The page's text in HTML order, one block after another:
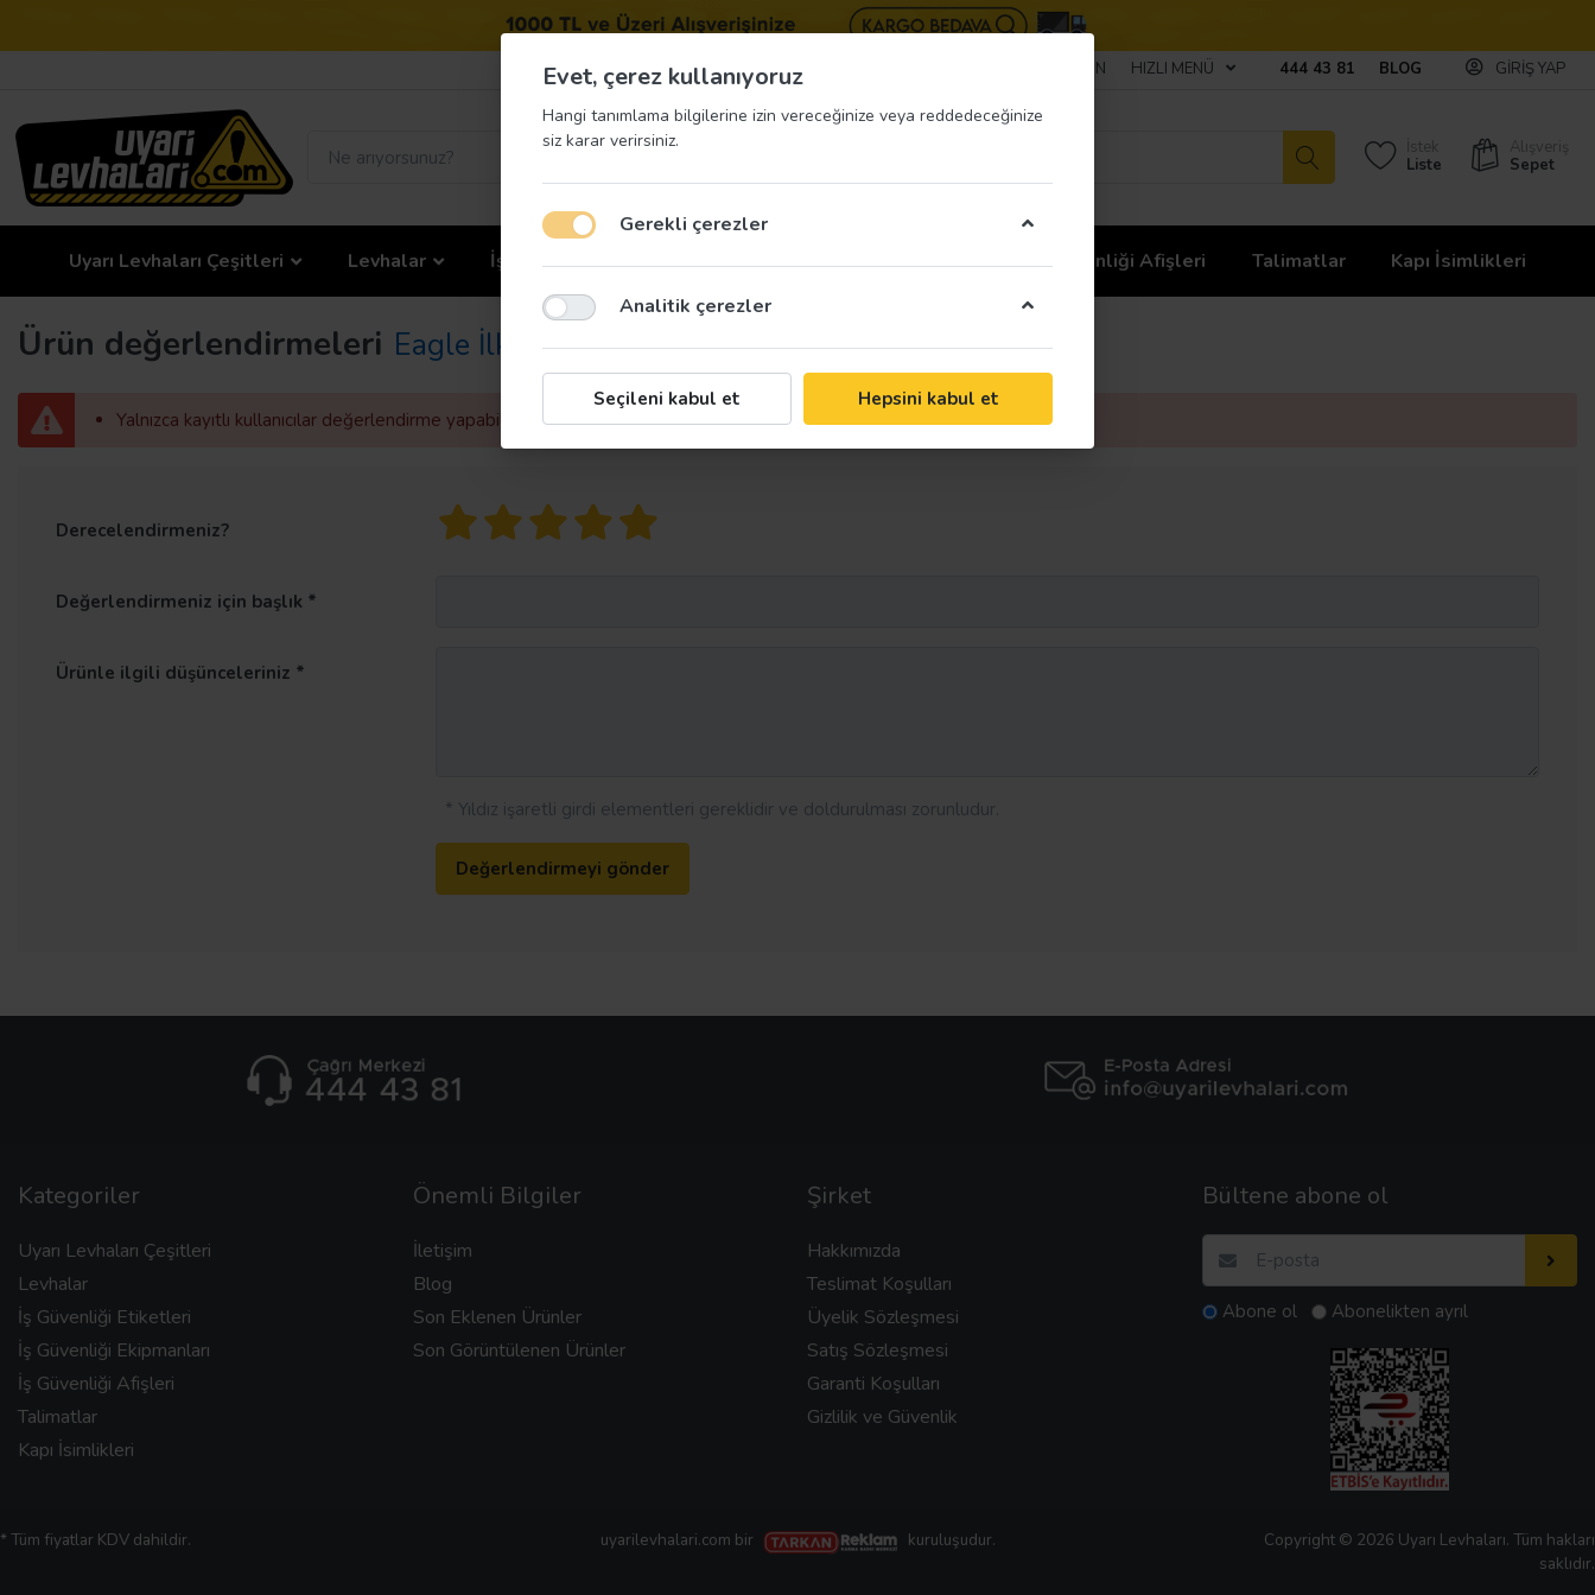
BIZE ULAŞIN HIZLI MENÜ 444 43 81 BLOG GIRIŞ YAP
İstek
Liste
Alışveriş
Sepet
Uyarı Levhaları Çeşitleri Levhalar İş Güvenliği Etiketleri İş Güvenliği Ekipmanları İş Güvenliği Afişleri Talimatlar Kapı İsimlikleri
Ürün değerlendirmeleri Eagle İlk Yardım Seti IY-071
Yalnızca kayıtlı kullanıcılar değerlendirme yapabilir
Derecelendirmeniz?
Değerlendirmeniz için başlık
Ürünle ilgili düşünceleriniz
* Yıldız işaretli girdi elementleri gereklidir ve doldurulması zorunludur.
Değerlendirmeyi gönder
Kategoriler
Uyarı Levhaları Çeşitleri
Levhalar
İş Güvenliği Etiketleri
İş Güvenliği Ekipmanları
İş Güvenliği Afişleri
Talimatlar
Kapı İsimlikleri
Önemli Bilgiler
İletişim
Blog
Son Eklenen Ürünler
Son Görüntülenen Ürünler
Şirket
Hakkımızda
Teslimat Koşulları
Üyelik Sözleşmesi
Satış Sözleşmesi
Garanti Koşulları
Gizlilik ve Güvenlik
Bültene abone ol
Abone ol Abonelikten ayrıl
* Tüm fiyatlar KDV dahildir. uyarilevhalari.com bir kuruluşudur.
Copyright © 2026 Uyarı Levhaları. Tüm hakları
saklıdır.
Evet, çerez kullanıyoruz
Hangi tanımlama bilgilerine izin vereceğinize veya reddedeceğinize
siz karar verirsiniz.
Gerekli çerezler
Analitik çerezler
Seçileni kabul et Hepsini kabul et